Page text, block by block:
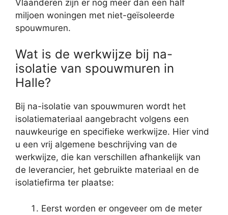
Vlaanderen zijn er nog meer dan een half
miljoen woningen met niet-geïsoleerde
spouwmuren.
Wat is de werkwijze bij na-
isolatie van spouwmuren in
Halle?
Bij na-isolatie van spouwmuren wordt het
isolatiemateriaal aangebracht volgens een
nauwkeurige en specifieke werkwijze. Hier vind
u een vrij algemene beschrijving van de
werkwijze, die kan verschillen afhankelijk van
de leverancier, het gebruikte materiaal en de
isolatiefirma ter plaatse:
Eerst worden er ongeveer om de meter